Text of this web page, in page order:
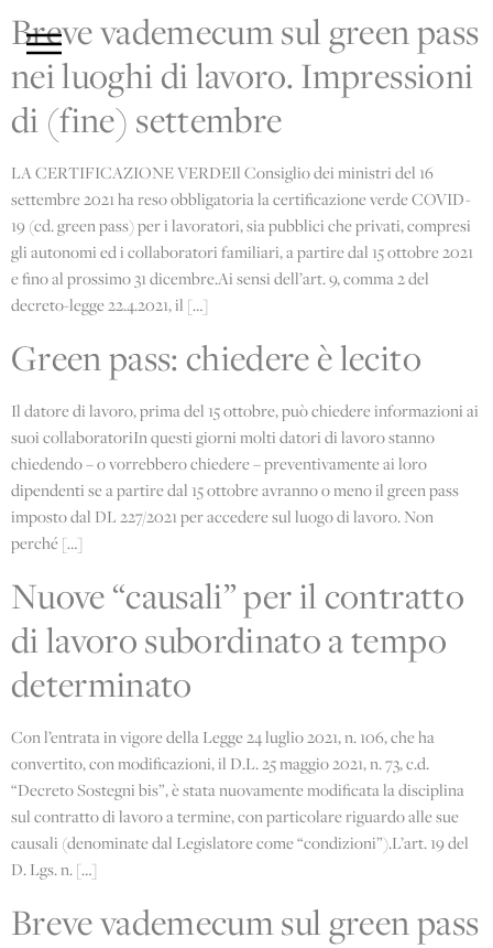
Breve vademecum sul green pass
nei luoghi di lavoro. Impressioni
di (fine) settembre
LA CERTIFICAZIONE VERDEIl Consiglio dei ministri del 16
settembre 2021 ha reso obbligatoria la certificazione verde COVID-
19 (cd. green pass) per i lavoratori, sia pubblici che privati, compresi
gli autonomi ed i collaboratori familiari, a partire dal 15 ottobre 2021
e fino al prossimo 31 dicembre.Ai sensi dell’art. 9, comma 2 del
decreto-legge 22.4.2021, il […]
Green pass: chiedere è lecito
Il datore di lavoro, prima del 15 ottobre, può chiedere informazioni ai
suoi collaboratoriIn questi giorni molti datori di lavoro stanno
chiedendo – o vorrebbero chiedere – preventivamente ai loro
dipendenti se a partire dal 15 ottobre avranno o meno il green pass
imposto dal DL 227/2021 per accedere sul luogo di lavoro. Non
perché […]
Nuove “causali” per il contratto
di lavoro subordinato a tempo
determinato
Con l’entrata in vigore della Legge 24 luglio 2021, n. 106, che ha
convertito, con modificazioni, il D.L. 25 maggio 2021, n. 73, c.d.
“Decreto Sostegni bis”, è stata nuovamente modificata la disciplina
sul contratto di lavoro a termine, con particolare riguardo alle sue
causali (denominate dal Legislatore come “condizioni”).L’art. 19 del
D. Lgs. n. […]
Breve vademecum sul green pass